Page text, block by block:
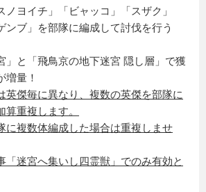
ノヨイチ」「ビャッコ」「スザク」
ンブ」を部隊に編成して討伐を行う
」と「飛鳥京の地下迷宮 隠し層」で獲
増量！
傑毎に異なり、複数の英傑を部隊に
重複します。
に複数体編成した場合は重複しませ
迷宮へ集いし四霊獣」でのみ有効と